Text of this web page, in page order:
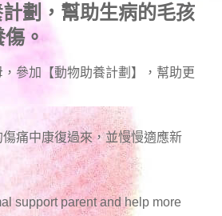
劃，幫助生病的毛孩
傷。
參加【動物助養計劃】，幫助更
痛中康復過來，並慢慢適應新
support parent and help more